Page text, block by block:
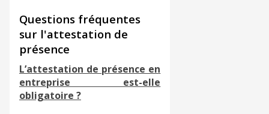
​Questions fréquentes
sur l'attestation de
présence
L’attestation de présence en
entreprise est-elle
obligatoire ?